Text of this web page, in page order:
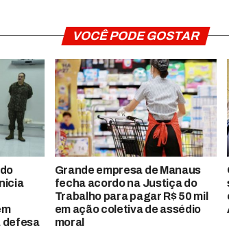
VOCÊ PODE GOSTAR
defesa
Grande empresa de Manaus
fecha acordo na Justiça do
Trabalho para pagar R$ 50 mil
em ação coletiva de assédio
moral